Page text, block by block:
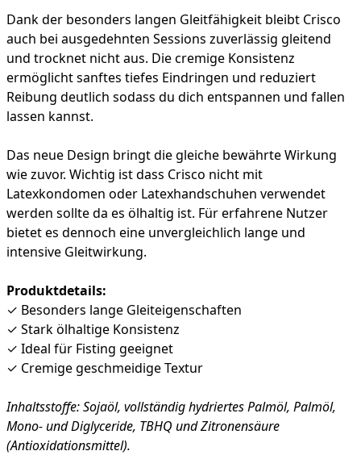
Dank der besonders langen Gleitfähigkeit bleibt Crisco
auch bei ausgedehnten Sessions zuverlässig gleitend
und trocknet nicht aus. Die cremige Konsistenz
ermöglicht sanftes tiefes Eindringen und reduziert
Reibung deutlich sodass du dich entspannen und fallen
lassen kannst.
Das neue Design bringt die gleiche bewährte Wirkung
wie zuvor. Wichtig ist dass Crisco nicht mit
Latexkondomen oder Latexhandschuhen verwendet
werden sollte da es ölhaltig ist. Für erfahrene Nutzer
bietet es dennoch eine unvergleichlich lange und
intensive Gleitwirkung.
Produktdetails:
✓ Besonders lange Gleiteigenschaften
✓ Stark ölhaltige Konsistenz
✓ Ideal für Fisting geeignet
✓ Cremige geschmeidige Textur
Inhaltsstoffe: Sojaöl, vollständig hydriertes Palmöl, Palmöl,
Mono- und Diglyceride, TBHQ und Zitronensäure
(Antioxidationsmittel).